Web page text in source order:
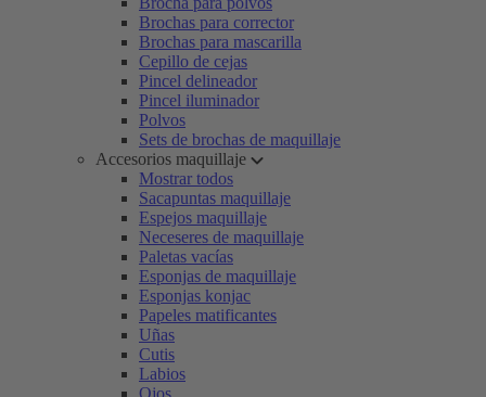
Brochas para corrector
Brochas para mascarilla
Cepillo de cejas
Pincel delineador
Pincel iluminador
Polvos
Sets de brochas de maquillaje
Accesorios maquillaje
Mostrar todos
Sacapuntas maquillaje
Espejos maquillaje
Neceseres de maquillaje
Paletas vacías
Esponjas de maquillaje
Esponjas konjac
Papeles matificantes
Uñas
Cutis
Labios
Ojos